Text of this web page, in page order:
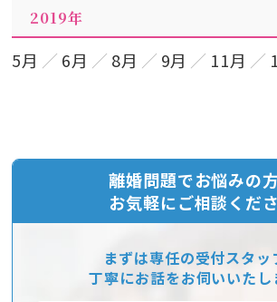
2019年
5月 6月 8月 9月 11月
離婚問題でお悩みの
お気軽にご相談くだ
まずは専任の受付スタッ
丁寧にお話をお伺いいたし